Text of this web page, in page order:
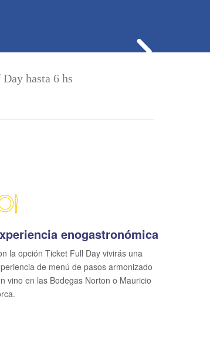
hasta 6 hs
enogastronómica
la opción Ticket Full Day vivirás una
de menú de pasos armonizado
vino en las Bodegas Norton o Mauricio